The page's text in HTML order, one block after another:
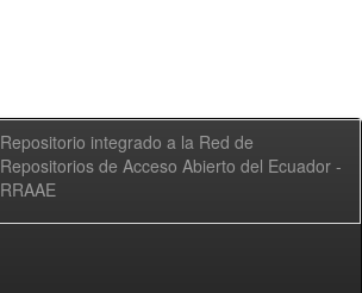
Repositorio integrado a la Red de
Repositorios de Acceso Abierto del Ecuador -
RRAAE